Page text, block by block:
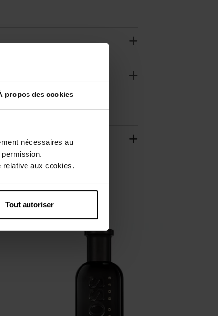
propos des cookies
nécessaires au
relative aux cookies.
Tout autoriser